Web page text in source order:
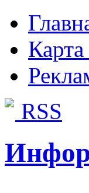
Карта
RSS